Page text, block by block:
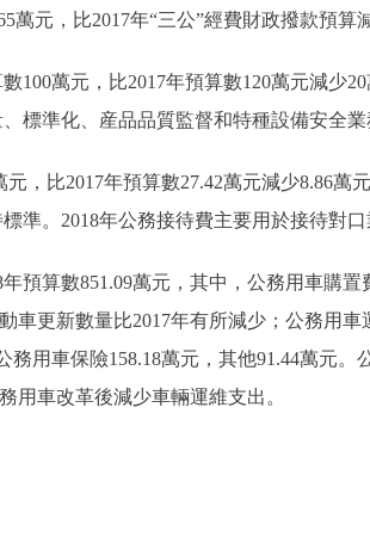
元，比2017年“三公”經費財政撥款預算
萬元，比2017年預算數120萬元減少
標準化、産品品質監督和特種設備安全
，比2017年預算數27.42萬元減少8.86萬
準。2018年公務接待費主要用於接待對
算數851.09萬元，其中，公務用車購置
車更新數量比2017年有所減少；公務用
務用車保險158.18萬元，其他91.44萬元
用車改革後減少車輛運維支出。